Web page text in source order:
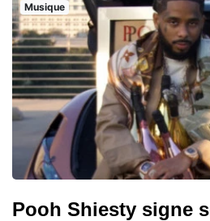
Musique
Pooh Shiesty signe